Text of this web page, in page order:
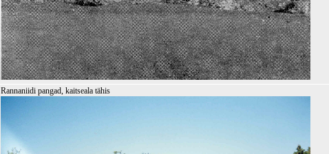
Rannaniidi pangad, kaitseala tähis